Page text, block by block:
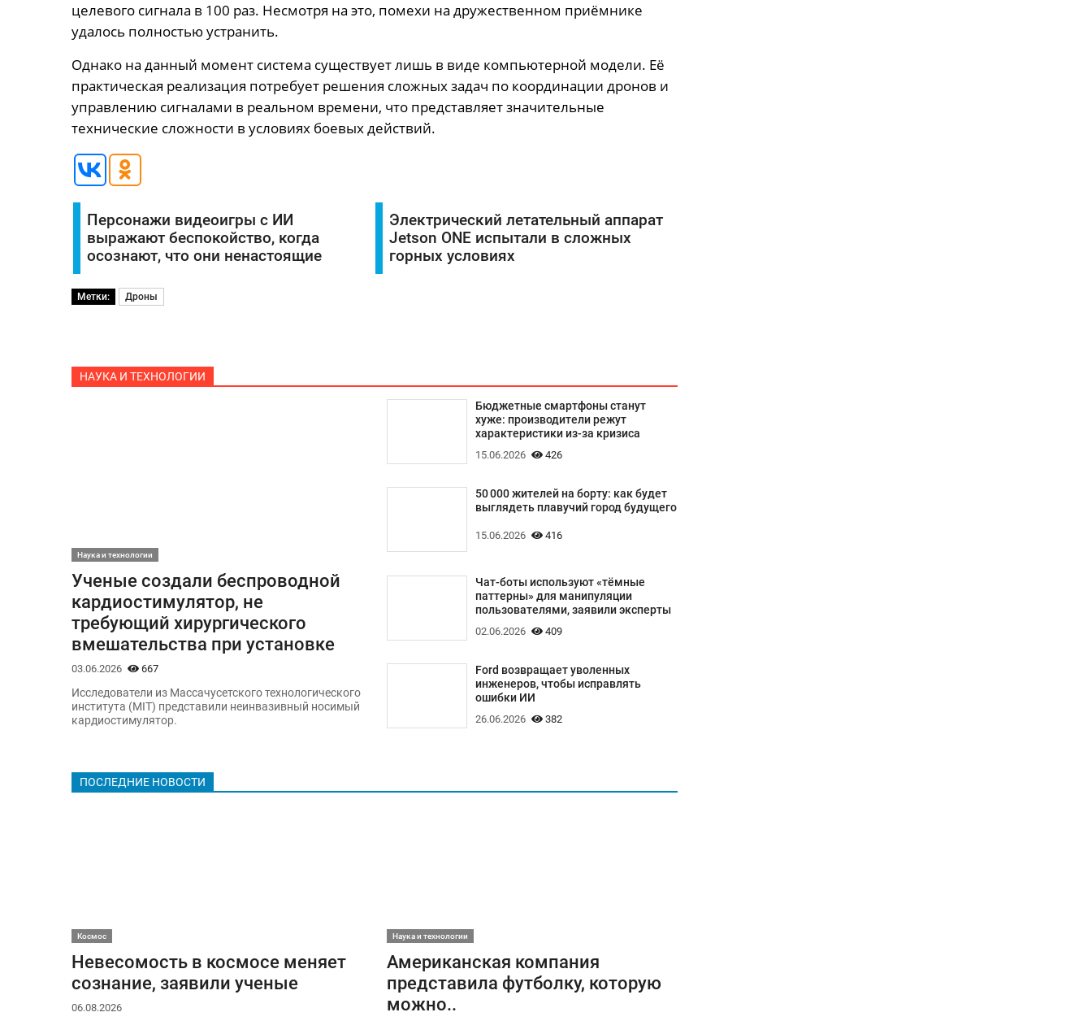
целевого сигнала в 100 раз. Несмотря на это, помехи на дружественном приёмнике
удалось полностью устранить.
Однако на данный момент система существует лишь в виде компьютерной модели. Её
практическая реализация потребует решения сложных задач по координации дронов и
управлению сигналами в реальном времени, что представляет значительные
технические сложности в условиях боевых действий.
Персонажи видеоигры с ИИ
выражают беспокойство, когда
осознают, что они ненастоящие
Электрический летательный аппарат
Jetson ONE испытали в сложных
горных условиях
Метки: Дроны
НАУКА И ТЕХНОЛОГИИ
Наука и технологии
Ученые создали беспроводной
кардиостимулятор, не
требующий хирургического
вмешательства при установке
03.06.2026 667
Исследователи из Массачусетского технологического
института (MIT) представили неинвазивный носимый
кардиостимулятор.
Бюджетные смартфоны станут
хуже: производители режут
характеристики из-за кризиса
15.06.2026 426
50 000 жителей на борту: как будет
выглядеть плавучий город будущего
15.06.2026 416
Чат-боты используют «тёмные
паттерны» для манипуляции
пользователями, заявили эксперты
02.06.2026 409
Ford возвращает уволенных
инженеров, чтобы исправлять
ошибки ИИ
26.06.2026 382
ПОСЛЕДНИЕ НОВОСТИ
Космос
Невесомость в космосе меняет
сознание, заявили ученые
06.08.2026
Наука и технологии
Американская компания
представила футболку, которую
можно..